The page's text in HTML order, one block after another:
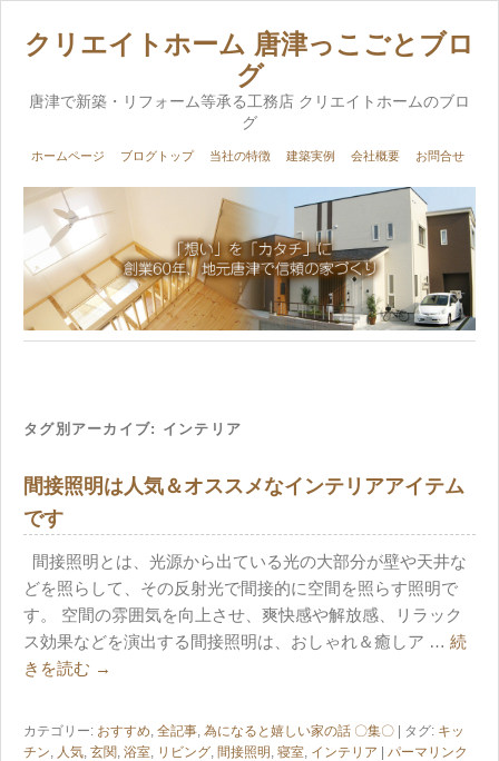
クリエイトホーム 唐津っこごとブロ
グ
唐津で新築・リフォーム等承る工務店 クリエイトホームのブロ
グ
ホームページ ブログトップ 当社の特徴 建築実例 会社概要 お問合せ
タグ別アーカイブ: インテリア
間接照明は人気＆オススメなインテリアアイテム
です
間接照明とは、光源から出ている光の大部分が壁や天井な
どを照らして、その反射光で間接的に空間を照らす照明で
す。 空間の雰囲気を向上させ、爽快感や解放感、リラック
ス効果などを演出する間接照明は、おしゃれ＆癒しア … 続
きを読む →
カテゴリー: おすすめ, 全記事, 為になると嬉しい家の話 〇集〇 | タグ: キッ
チン, 人気, 玄関, 浴室, リビング, 間接照明 , 寝室, インテリア パーマリンク